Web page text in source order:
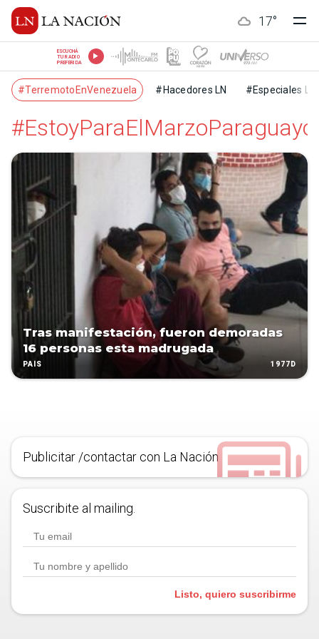
17°
ESCUCHÁ
TU RADIO
PREFERIDA
#TerremotoEnVenezuela #Hacedores LN #Especiales LN
Tras manifestación, fueron demoradas
16 personas esta madrugada
PAÍS 1977D
Publicitar /contactar con La Nación
Suscribite al mailing.
Listo, quiero suscribirme